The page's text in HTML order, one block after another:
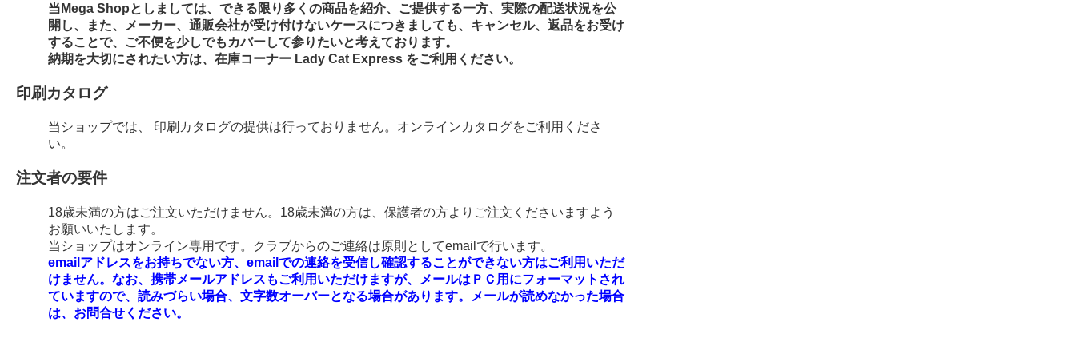
当Mega Shopとしましては、できる限り多くの商品を紹介、ご提供する一方、実際の配送状況を公
開し、また、メーカー、通販会社が受け付けないケースにつきましても、キャンセル、返品をお受け
することで、ご不便を少しでもカバーして参りたいと考えております。
納期を大切にされたい方は、在庫コーナー Lady Cat Express をご利用ください。
印刷カタログ
当ショップでは、 印刷カタログの提供は行っておりません。オンラインカタログをご利用くださ
い。
注文者の要件
18歳未満の方はご注文いただけません。18歳未満の方は、保護者の方よりご注文くださいますよう
お願いいたします。
当ショップはオンライン専用です。クラブからのご連絡は原則としてemailで行います。
emailアドレスをお持ちでない方、emailでの連絡を受信し確認することができない方はご利用いただ
けません。なお、携帯メールアドレスもご利用いただけますが、メールはＰＣ用にフォーマットされ
ていますので、読みづらい場合、文字数オーバーとなる場合があります。メールが読めなかった場合
は、お問合せください。